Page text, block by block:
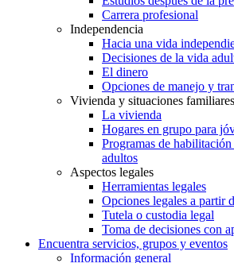
Carrera profesional
Independencia
Hacia una vida
Decisiones de la vida
El dinero
Opciones de manejo y
Vivienda y situaciones familiares
La vivienda
Hogares en grupo para
Programas de
adultos
Aspectos legales
Herramientas legales
Opciones legales a partir
Tutela o custodia legal
Toma de decisiones con
Encuentra servicios, grupos y eventos
Información general